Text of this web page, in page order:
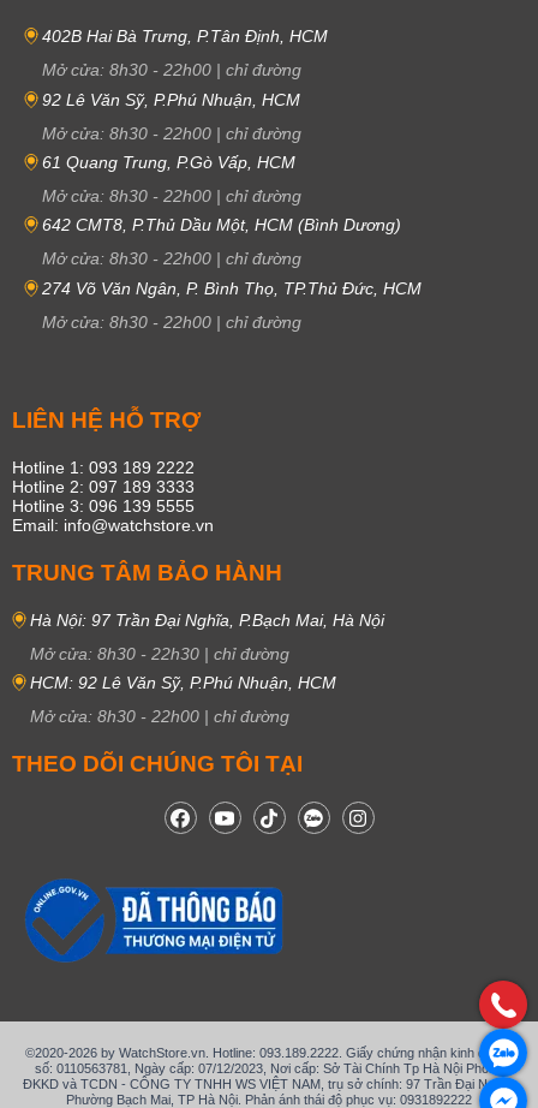
402B Hai Bà Trưng, P.Tân Định, HCM
Mở cửa: 8h30 - 22h00 | chỉ đường
92 Lê Văn Sỹ, P.Phú Nhuận, HCM
Mở cửa: 8h30 - 22h00 | chỉ đường
61 Quang Trung, P.Gò Vấp, HCM
Mở cửa: 8h30 - 22h00 | chỉ đường
642 CMT8, P.Thủ Dầu Một, HCM (Bình Dương)
Mở cửa: 8h30 - 22h00 | chỉ đường
274 Võ Văn Ngân, P. Bình Thọ, TP.Thủ Đức, HCM
Mở cửa: 8h30 - 22h00 | chỉ đường
LIÊN HỆ HỖ TRỢ
Hotline 1: 093 189 2222
Hotline 2: 097 189 3333
Hotline 3: 096 139 5555
Email: info@watchstore.vn
TRUNG TÂM BẢO HÀNH
Hà Nội: 97 Trần Đại Nghĩa, P.Bạch Mai, Hà Nội
Mở cửa: 8h30 - 22h30 | chỉ đường
HCM: 92 Lê Văn Sỹ, P.Phú Nhuận, HCM
Mở cửa: 8h30 - 22h00 | chỉ đường
THEO DÕI CHÚNG TÔI TẠI
©2020-2026 by WatchStore.vn. Hotline: 093.189.2222. Giấy chứng nhận kinh doanh
số: 0110563781, Ngày cấp: 07/12/2023, Nơi cấp: Sở Tài Chính Tp Hà Nội Phòng
ĐKKD và TCDN - CÔNG TY TNHH WS VIỆT NAM, trụ sở chính: 97 Trần Đại Nghĩa,
Phường Bạch Mai, TP Hà Nội. Phản ánh thái độ phục vụ: 0931892222